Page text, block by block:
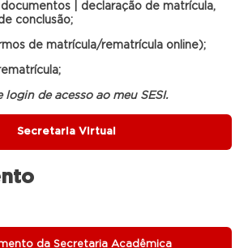
documentos | declaração de matrícula,
conclusão;
de matrícula/rematrícula online);
de acesso ao meu SESI.
Secretaria Virtual
da Secretaria Acadêmica